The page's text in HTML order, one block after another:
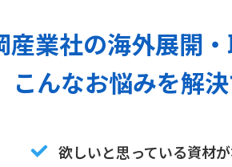
産業社の海外展開・
こんなお悩みを解決
欲しいと思っている資材